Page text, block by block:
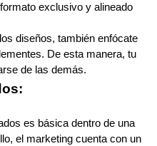
exclusivo y alineado
diseños, también enfócate
De esta manera, tu
de las demás.
es básica dentro de una
el marketing cuenta con un